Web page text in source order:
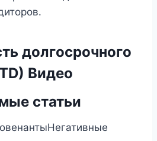
долгосрочного
Видео
статьи